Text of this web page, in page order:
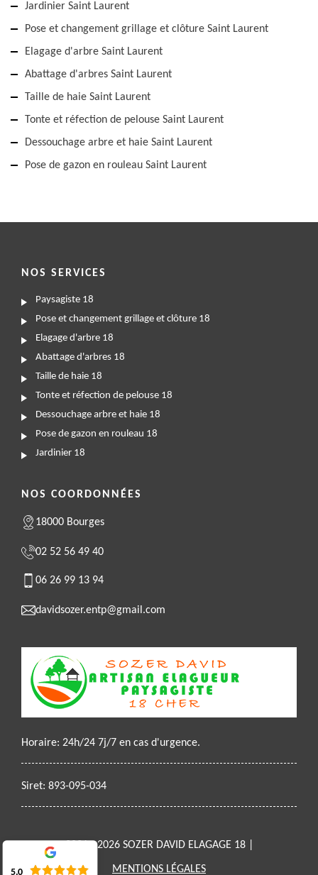
Jardinier Saint Laurent
Pose et changement grillage et clôture Saint Laurent
Elagage d'arbre Saint Laurent
Abattage d'arbres Saint Laurent
Taille de haie Saint Laurent
Tonte et réfection de pelouse Saint Laurent
Dessouchage arbre et haie Saint Laurent
Pose de gazon en rouleau Saint Laurent
NOS SERVICES
Paysagiste 18
Pose et changement grillage et clôture 18
Elagage d'arbre 18
Abattage d'arbres 18
Taille de haie 18
Tonte et réfection de pelouse 18
Dessouchage arbre et haie 18
Pose de gazon en rouleau 18
Jardinier 18
NOS COORDONNÉES
18000 Bourges
02 52 56 49 40
06 26 99 13 94
davidsozer.entp@gmail.com
Horaire: 24h/24 7j/7 en cas d'urgence.
Siret: 893-095-034
2021 - 2026 SOZER DAVID ELAGAGE 18 |
MENTIONS LÉGALES
5.0